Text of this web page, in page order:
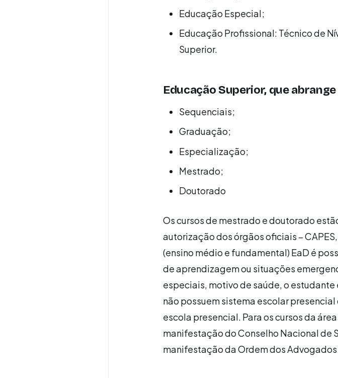
Educação Especial;
Educação Profissional: Técnico de
Superior.
Educação Superior, que
Sequenciais;
Graduação;
Especialização;
Mestrado;
Doutorado
Os cursos de mestrado e doutorado
autorização dos órgãos oficiais –
(ensino médio e fundamental) EaD é
de aprendizagem ou situações
especiais, motivo de saúde, o
não possuem sistema escolar
escola presencial. Para os cursos da
manifestação do Conselho Nacional de
manifestação da Ordem dos Advogados